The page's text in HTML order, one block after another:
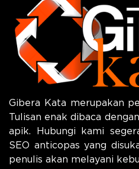
Gibera Kata merupakan
Tulisan enak dibaca
apik. Hubungi kami
SEO anticopas yang
penulis akan melayani